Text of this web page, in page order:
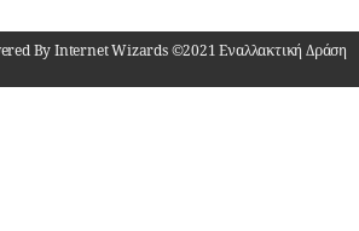
By Internet Wizards ©2021 Εναλλακτική Δράση